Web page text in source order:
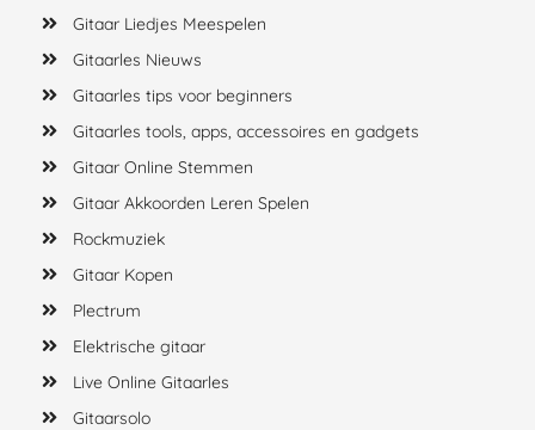
Gitaar Liedjes Meespelen
Gitaarles Nieuws
Gitaarles tips voor beginners
Gitaarles tools, apps, accessoires en gadgets
Gitaar Online Stemmen
Gitaar Akkoorden Leren Spelen
Rockmuziek
Gitaar Kopen
Plectrum
Elektrische gitaar
Live Online Gitaarles
Gitaarsolo